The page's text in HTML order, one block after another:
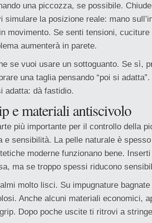
una piccozza, se possibile.
simulare la posizione reale: mano
movimento. Se senti tensioni,
aumenterà in parete.
se vuoi usare un sottoguanto. Se sì,
una taglia pensando “poi si
adatta: dà fastidio.
e materiali antiscivolo
più importante per il controllo della
e sensibilità. La pelle naturale è
moderne funzionano bene.
ma se troppo spessi riducono
molto lisci. Su impugnature
Anche alcuni materiali economici,
Dopo poche uscite ti ritrovi a